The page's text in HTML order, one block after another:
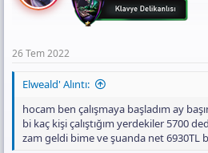
n
26 Tem 2022
Elweald' Alıntı:
hocam ben çalışmaya başladım ay
bi kaç kişi çalıştığım yerdekiler 5700
zam geldi bime ve şuanda net 6930TL